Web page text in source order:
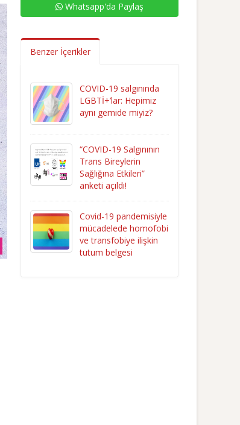
Whatsapp'da Paylaş
Benzer İçerikler
COVID-19 salgınında
LGBTİ+’lar: Hepimiz
aynı gemide miyiz?
“COVID-19 Salgınının
Trans Bireylerin
Sağlığına Etkileri”
anketi açıldı!
Covid-19 pandemisiyle
mücadelede homofobi
ve transfobiye ilişkin
tutum belgesi